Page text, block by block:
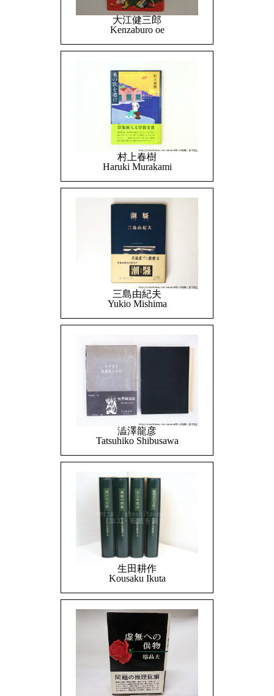
大江健三郎
Kenzaburo oe
村上春樹
Haruki Murakami
三島由紀夫
Yukio Mishima
澁澤龍彦
Tatsuhiko Shibusawa
生田耕作
Kousaku Ikuta